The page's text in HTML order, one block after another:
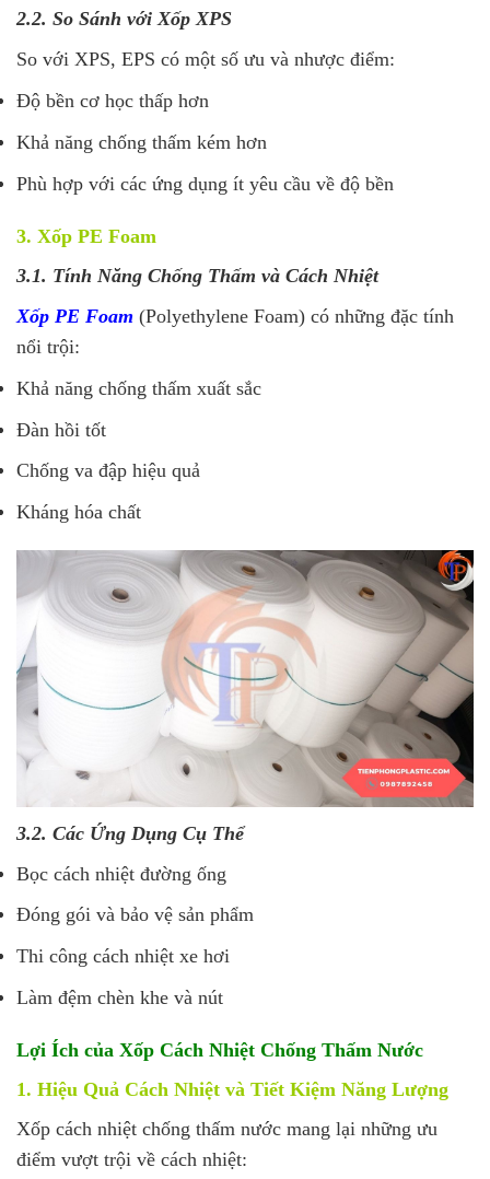
2.2. So Sánh với Xốp XPS
So với XPS, EPS có một số ưu và nhược điểm:
Độ bền cơ học thấp hơn
Khả năng chống thấm kém hơn
Phù hợp với các ứng dụng ít yêu cầu về độ bền
3. Xốp PE Foam
3.1. Tính Năng Chống Thấm và Cách Nhiệt
Xốp PE Foam (Polyethylene Foam) có những đặc tính
nổi trội:
Khả năng chống thấm xuất sắc
Đàn hồi tốt
Chống va đập hiệu quả
Kháng hóa chất
3.2. Các Ứng Dụng Cụ Thể
Bọc cách nhiệt đường ống
Đóng gói và bảo vệ sản phẩm
Thi công cách nhiệt xe hơi
Làm đệm chèn khe và nút
Lợi Ích của Xốp Cách Nhiệt Chống Thấm Nước
1. Hiệu Quả Cách Nhiệt và Tiết Kiệm Năng Lượng
Xốp cách nhiệt chống thấm nước mang lại những ưu
điểm vượt trội về cách nhiệt: